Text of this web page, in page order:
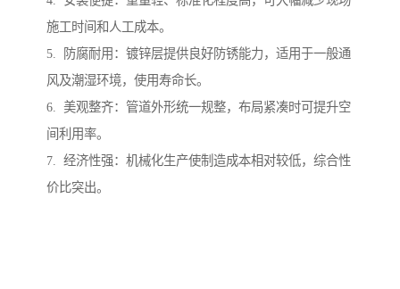
施工时间和人工成本。
5. 防腐耐用：镀锌层提供良好防锈能力，适用于一般通
风及潮湿环境，使用寿命长。
6. 美观整齐：管道外形统一规整，布局紧凑时可提升空
间利用率。
7. 经济性强：机械化生产使制造成本相对较低，综合性
价比突出。